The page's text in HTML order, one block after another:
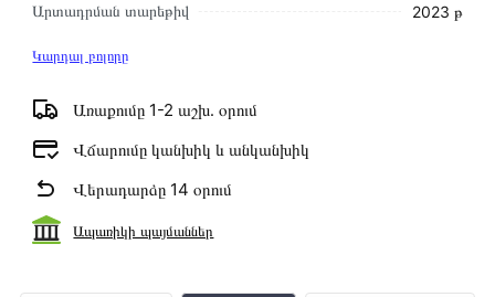
Արտադրման տարեթիվ
2023 թ
Կարդալ բոլորը
Առաքումը 1-2 աշխ․ օրում
Վճարումը կանխիկ և անկանխիկ
Վերադարձը 14 օրում
Ապառիկի պայմաններ